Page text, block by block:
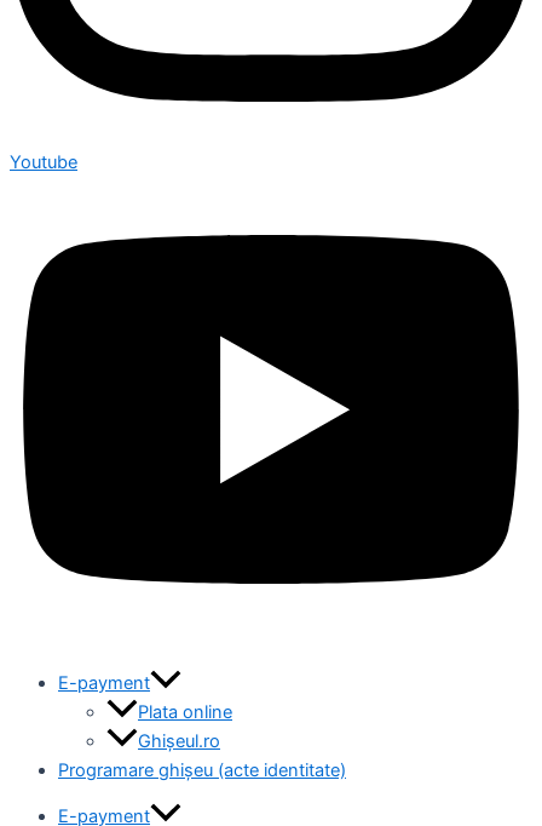
Youtube
E-payment
Plata online
Ghișeul.ro
Programare ghișeu (acte identitate)
E-payment